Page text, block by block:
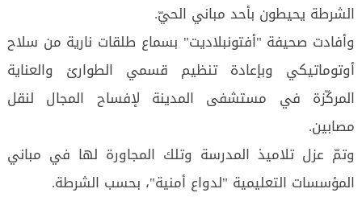
الشرطة يحيطون بأحد مباني الحيّ.
وأفادت صحيفة "أفتونبلاديت" بسماع طلقات نارية من سلاح
أوتوماتيكي وبإعادة تنظيم قسمي الطوارئ والعناية
المركّزة في مستشفى المدينة لإفساح المجال لنقل
مصابين.
وتمّ عزل تلاميذ المدرسة وتلك المجاورة لها في مباني
المؤسسات التعليمية "لدواع أمنية"، بحسب الشرطة.